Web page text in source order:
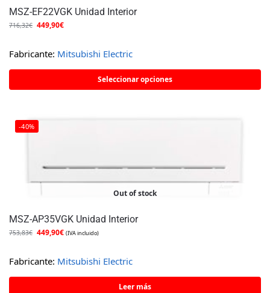
MSZ-EF22VGK Unidad Interior
716,32€ 449,90€
Fabricante: Mitsubishi Electric
Seleccionar opciones
-40%
Out of stock
MSZ-AP35VGK Unidad Interior
753,83€ 449,90€ (IVA incluido)
Fabricante: Mitsubishi Electric
Leer más